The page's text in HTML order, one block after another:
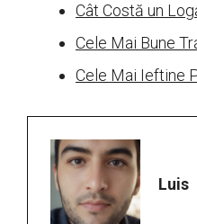
Cât Costă un
Cele Mai Bune
Cele Mai Ieftine
Luis